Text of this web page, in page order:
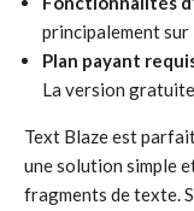
principalement
Plan payant
La version
Text Blaze est
une solution simple
fragments de texte.